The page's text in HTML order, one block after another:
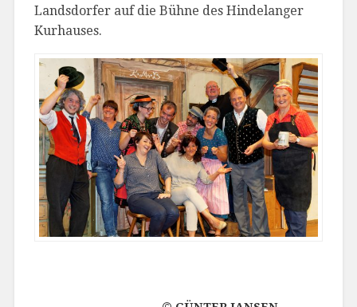
Landsdorfer auf die Bühne des Hindelanger
Kurhauses.